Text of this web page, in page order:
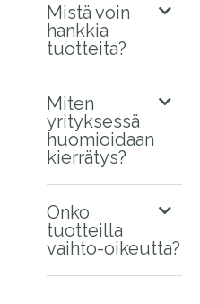
Mistä voin
hankkia
tuotteita?
Miten
yrityksessä
huomioidaan
kierrätys?
Onko
tuotteilla
vaihto-oikeutta?